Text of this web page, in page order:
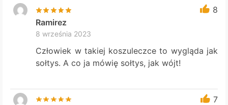
8
Ramirez
8 września 2023
Człowiek w takiej koszuleczce to wygląda jak
sołtys. A co ja mówię sołtys, jak wójt!
7